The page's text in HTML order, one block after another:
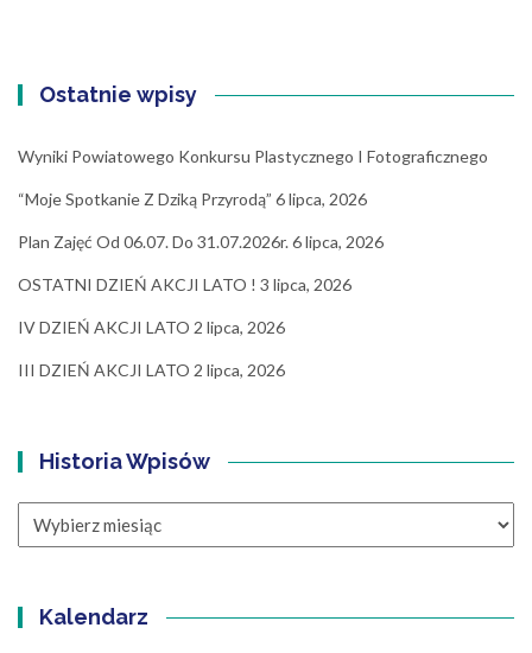
Ostatnie wpisy
Wyniki Powiatowego Konkursu Plastycznego I Fotograficznego
“Moje Spotkanie Z Dziką Przyrodą” 6 lipca, 2026
Plan Zajęć Od 06.07. Do 31.07.2026r.6 lipca, 2026
OSTATNI DZIEŃ AKCJI LATO ! 3 lipca, 2026
IV DZIEŃ AKCJI LATO 2 lipca, 2026
III DZIEŃ AKCJI LATO 2 lipca, 2026
Historia Wpisów
Historia
Wpisów
Kalendarz